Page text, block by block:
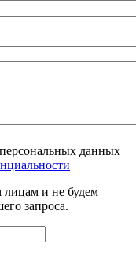
данных
и не будем
запроса.